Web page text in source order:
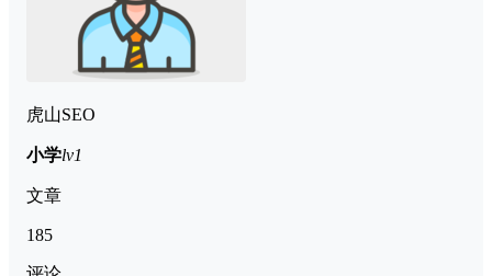
虎山SEO
小学lv1
文章
185